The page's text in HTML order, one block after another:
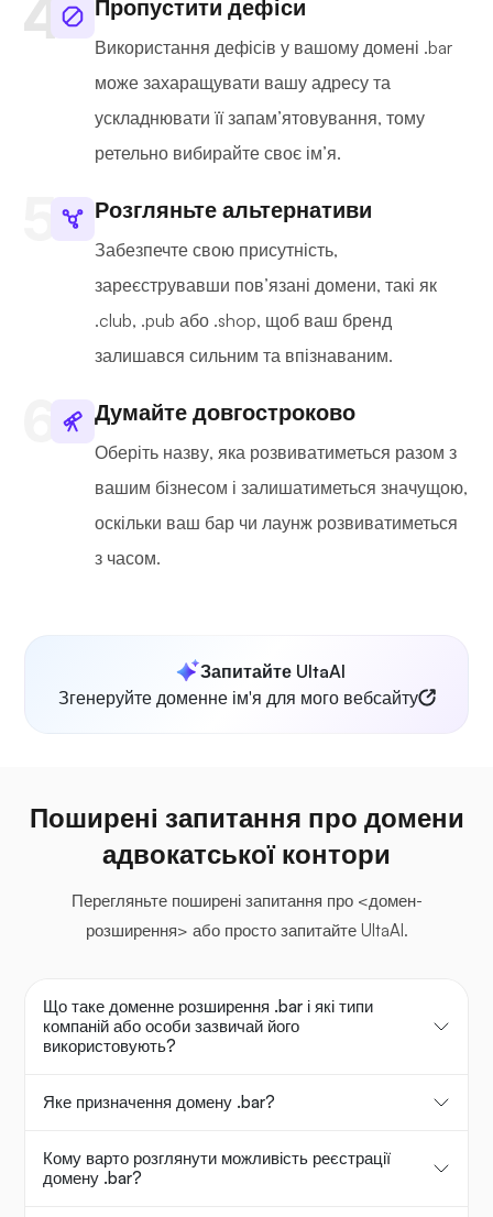
Пропустити дефіси
Використання дефісів у вашому домені .bar
може захаращувати вашу адресу та
ускладнювати її запам’ятовування, тому
ретельно вибирайте своє ім’я.
Розгляньте альтернативи
Забезпечте свою присутність,
зареєструвавши пов’язані домени, такі як
.club, .pub або .shop, щоб ваш бренд
залишався сильним та впізнаваним.
Думайте довгостроково
Оберіть назву, яка розвиватиметься разом з
вашим бізнесом і залишатиметься значущою,
оскільки ваш бар чи лаунж розвиватиметься
з часом.
Запитайте UltaAI
Згенеруйте доменне ім'я для мого вебсайту
Поширені запитання про домени
адвокатської контори
Перегляньте поширені запитання про <домен-
розширення> або просто запитайте UltaAI.
Що таке доменне розширення .bar і які типи
компаній або особи зазвичай його
використовують?
Яке призначення домену .bar?
Кому варто розглянути можливість реєстрації
домену .bar?